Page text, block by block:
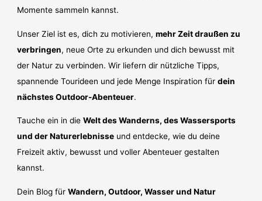
Momente sammeln kannst.
Unser Ziel ist es, dich zu motivieren,mehr Zeit draußen zu
verbringen, neue Orte zu erkunden und dich bewusst mit
der Natur zu verbinden. Wir liefern dir nützliche Tipps,
spannende Tourideen und jede Menge Inspiration fürdein
nächstes Outdoor-Abenteuer.
Tauche ein in dieWelt des Wanderns, des Wassersports
und der Naturerlebnisse und entdecke, wie du deine
Freizeit aktiv, bewusst und voller Abenteuer gestalten
kannst.
Dein Blog fürWandern, Outdoor, Wasser und Natur